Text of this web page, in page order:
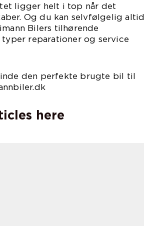
ligger helt i top når det
Og du kan selvfølgelig altid
Bilers tilhørende
reparationer og service
den perfekte brugte bil til
here